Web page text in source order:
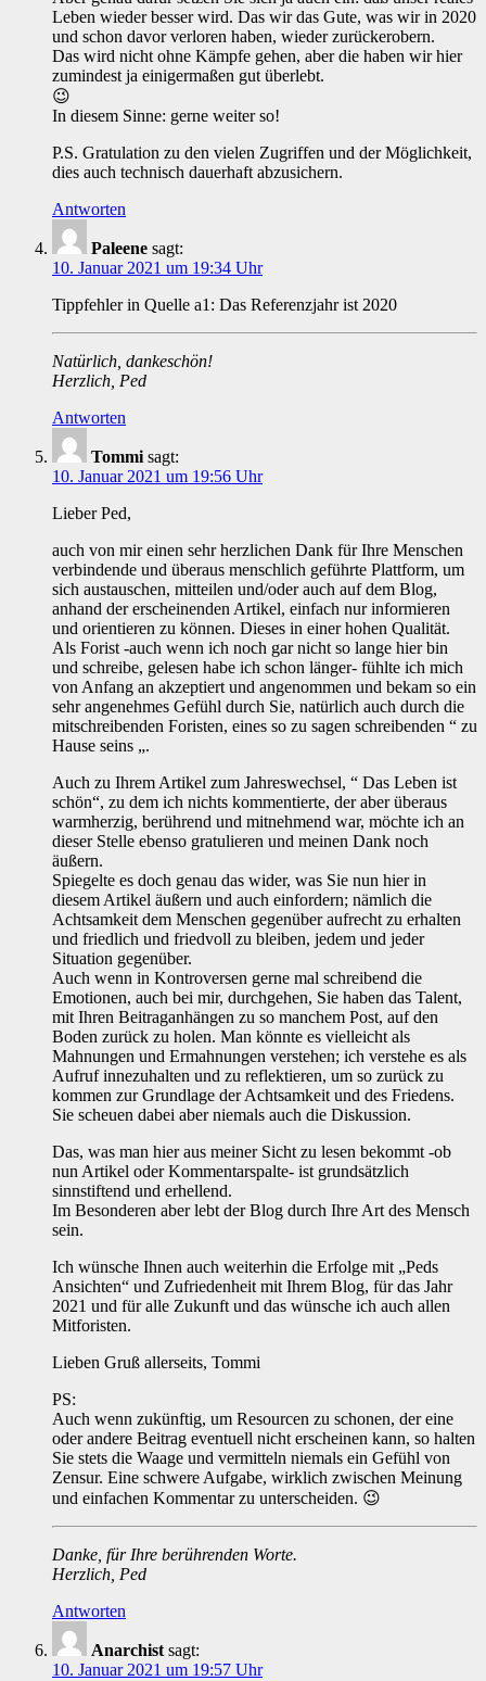
Leben wieder besser wird. Das wir das Gute, was wir in 2020
und schon davor verloren haben, wieder zurückerobern.
Das wird nicht ohne Kämpfe gehen, aber die haben wir hier
zumindest ja einigermaßen gut überlebt.
😉
In diesem Sinne: gerne weiter so!
P.S. Gratulation zu den vielen Zugriffen und der Möglichkeit,
dies auch technisch dauerhaft abzusichern.
Antworten
Paleene sagt:
10. Januar 2021 um 19:34 Uhr
Tippfehler in Quelle a1: Das Referenzjahr ist 2020
Natürlich, dankeschön!
Herzlich, Ped
Antworten
Tommi sagt:
10. Januar 2021 um 19:56 Uhr
Lieber Ped,
auch von mir einen sehr herzlichen Dank für Ihre Menschen
verbindende und überaus menschlich geführte Plattform, um
sich austauschen, mitteilen und/oder auch auf dem Blog,
anhand der erscheinenden Artikel, einfach nur informieren
und orientieren zu können. Dieses in einer hohen Qualität.
Als Forist -auch wenn ich noch gar nicht so lange hier bin
und schreibe, gelesen habe ich schon länger- fühlte ich mich
von Anfang an akzeptiert und angenommen und bekam so ein
sehr angenehmes Gefühl durch Sie, natürlich auch durch die
mitschreibenden Foristen, eines so zu sagen schreibenden “ zu
Hause seins „.
Auch zu Ihrem Artikel zum Jahreswechsel, “ Das Leben ist
schön“, zu dem ich nichts kommentierte, der aber überaus
warmherzig, berührend und mitnehmend war, möchte ich an
dieser Stelle ebenso gratulieren und meinen Dank noch
äußern.
Spiegelte es doch genau das wider, was Sie nun hier in
diesem Artikel äußern und auch einfordern; nämlich die
Achtsamkeit dem Menschen gegenüber aufrecht zu erhalten
und friedlich und friedvoll zu bleiben, jedem und jeder
Situation gegenüber.
Auch wenn in Kontroversen gerne mal schreibend die
Emotionen, auch bei mir, durchgehen, Sie haben das Talent,
mit Ihren Beitraganhängen zu so manchem Post, auf den
Boden zurück zu holen. Man könnte es vielleicht als
Mahnungen und Ermahnungen verstehen; ich verstehe es als
Aufruf innezuhalten und zu reflektieren, um so zurück zu
kommen zur Grundlage der Achtsamkeit und des Friedens.
Sie scheuen dabei aber niemals auch die Diskussion.
Das, was man hier aus meiner Sicht zu lesen bekommt -ob
nun Artikel oder Kommentarspalte- ist grundsätzlich
sinnstiftend und erhellend.
Im Besonderen aber lebt der Blog durch Ihre Art des Mensch
sein.
Ich wünsche Ihnen auch weiterhin die Erfolge mit „Peds
Ansichten“ und Zufriedenheit mit Ihrem Blog, für das Jahr
2021 und für alle Zukunft und das wünsche ich auch allen
Mitforisten.
Lieben Gruß allerseits, Tommi
PS:
Auch wenn zukünftig, um Resourcen zu schonen, der eine
oder andere Beitrag eventuell nicht erscheinen kann, so halten
Sie stets die Waage und vermitteln niemals ein Gefühl von
Zensur. Eine schwere Aufgabe, wirklich zwischen Meinung
und einfachen Kommentar zu unterscheiden. 😉
Danke, für Ihre berührenden Worte.
Herzlich, Ped
Antworten
Anarchist sagt:
10. Januar 2021 um 19:57 Uhr